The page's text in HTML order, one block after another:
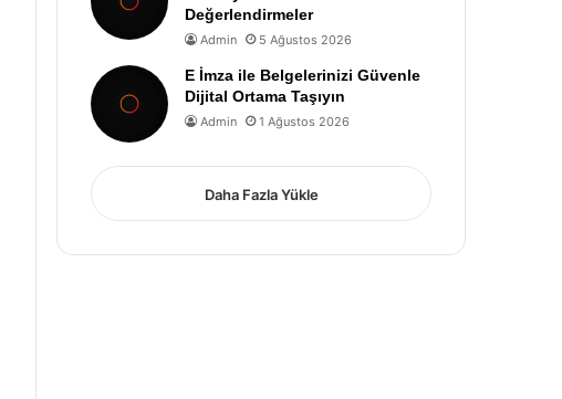
Değerlendirmeler
Admin 5 Ağustos 2026
E İmza ile Belgelerinizi Güvenle
Dijital Ortama Taşıyın
Admin 1 Ağustos 2026
Daha Fazla Yükle